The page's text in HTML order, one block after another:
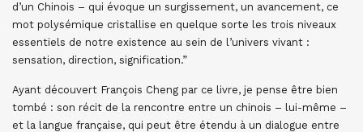
d’un Chinois – qui évoque un surgissement, un avancement, ce
mot polysémique cristallise en quelque sorte les trois niveaux
essentiels de notre existence au sein de l’univers vivant :
sensation, direction, signification.”
Ayant découvert François Cheng par ce livre, je pense être bien
tombé : son récit de la rencontre entre un chinois – lui-même –
et la langue française, qui peut être étendu à un dialogue entre